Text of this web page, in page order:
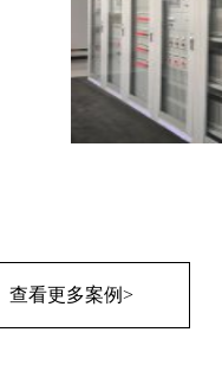
查看更多案例>